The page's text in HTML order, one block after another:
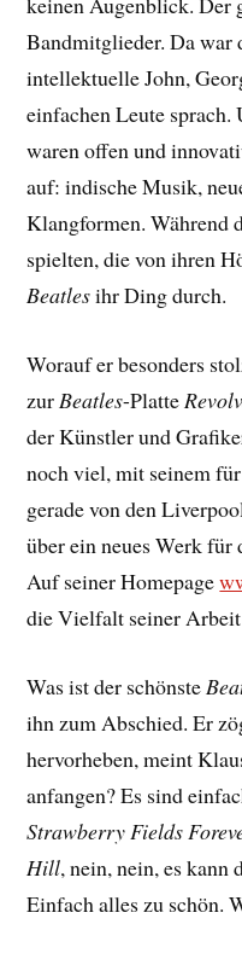
Bandmitglieder. Da war
intellektuelle John,
einfachen Leute
waren offen und
auf: indische Musik,
Klangformen. Während
spielten, die von ihren
Beatlesihr Ding durch.
Worauf er besonders
zurBeatles-Platte
der Künstler und
noch viel, mit seinem
gerade von den
über ein neues Werk für
Auf seiner Homepage
die Vielfalt seiner Arbeit
Was ist der schönste
ihn zum Abschied. Er
hervorheben, meint
anfangen? Es sind
Strawberry Fields
Hill, nein, nein, es kann
Einfach alles zu schön.